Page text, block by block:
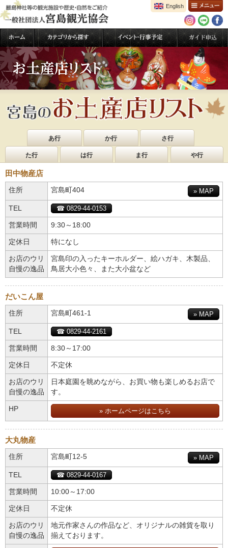
English
あ行 か行 さ行
た行 は行 ま行 や行
田中物産店
住所 » MAP
宮島町404
TEL ☎ 0829-44-0153
営業時間 9:30～18:00
定休日 特になし
お店のウリ
自慢の逸品
宮島印の入ったキーホルダー、絵ハガキ、木製品、
鳥居大小色々、また大小盆など
だいこん屋
住所 » MAP
宮島町461-1
TEL ☎ 0829-44-2161
営業時間 8:30～17:00
定休日 不定休
お店のウリ
自慢の逸品
日本庭園を眺めながら、お買い物も楽しめるお店で
す。
HP » ホームページはこちら
大丸物産
住所 » MAP
宮島町12-5
TEL ☎ 0829-44-0167
営業時間 10:00～17:00
定休日 不定休
お店のウリ
自慢の逸品
地元作家さんの作品など、オリジナルの雑貨を取り
揃えております。